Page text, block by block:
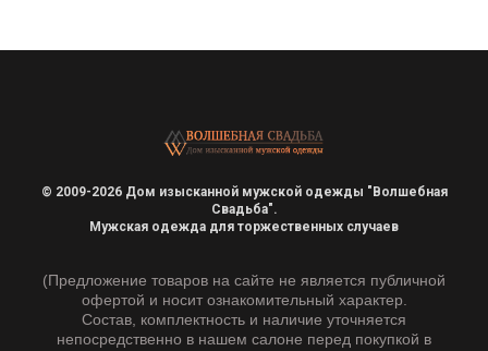
© 2009-2026 Дом изысканной мужской одежды "Волшебная
Свадьба".
Мужская одежда для торжественных случаев
(Предложение товаров на сайте не является публичной
офертой и носит ознакомительный характер.
Состав, комплектность и наличие уточняется
непосредственно в нашем салоне перед покупкой в